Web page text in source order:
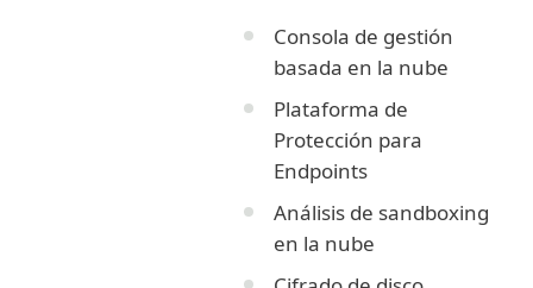
Consola de gestión
basada en la nube
Plataforma de
Protección para
Endpoints
Análisis de sandboxing
en la nube